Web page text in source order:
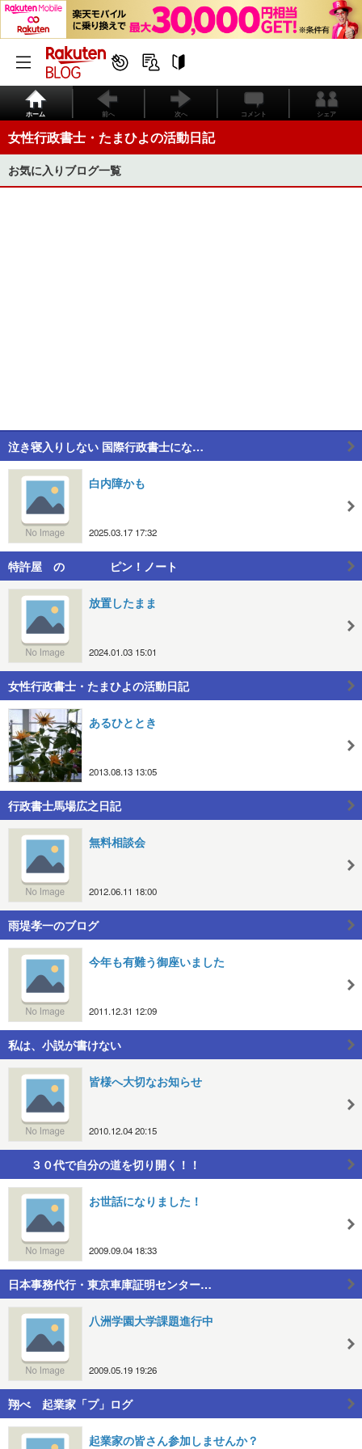
ホーム 前へ 次へ コメント シェア
女性行政書士・たまひよの活動日記
お気に入りブログ一覧
泣き寝入りしない 国際行政書士にな…
白内障かも
2025.03.17 17:32
特許屋 の ピン！ノート
放置したまま
2024.01.03 15:01
女性行政書士・たまひよの活動日記
あるひととき
2013.08.13 13:05
行政書士馬場広之日記
無料相談会
2012.06.11 18:00
雨堤孝一のブログ
今年も有難う御座いました
2011.12.31 12:09
私は、小説が書けない
皆様へ大切なお知らせ
2010.12.04 20:15
３０代で自分の道を切り開く！！
お世話になりました！
2009.09.04 18:33
日本事務代行・東京車庫証明センター…
八洲学園大学課題進行中
2009.05.19 19:26
翔べ 起業家「プ」ログ
起業家の皆さん参加しませんか？